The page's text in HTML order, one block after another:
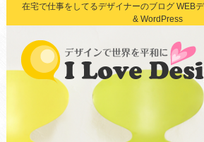
在宅で仕事をしてるデザイナーのブログ WEB
& WordPress